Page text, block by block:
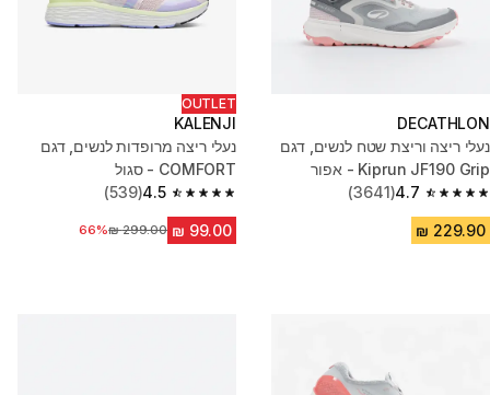
DECATHLON
נעלי ריצה וריצת שטח לנשים, דגם
Kiprun JF190 Grip - אפור
4.7
4.7 out of 5 stars from 3641 reviews
(3641)
OUTLET
KALENJI
נעלי ריצה מרופדות לנשים, דגם
COMFORT - סגול
4.5
4.5 out of 5 stars from 539 reviews
(539)
מחיר לפני הנחה‏299.00 ₪
66%